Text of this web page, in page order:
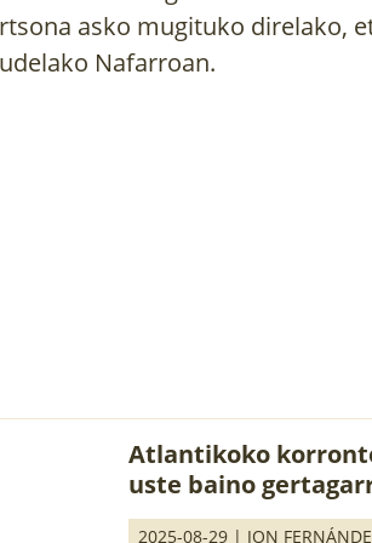
asko mugituko direlako,
Nafarroan.
Atlantikoko
uste baino
2025-08-29 | JON